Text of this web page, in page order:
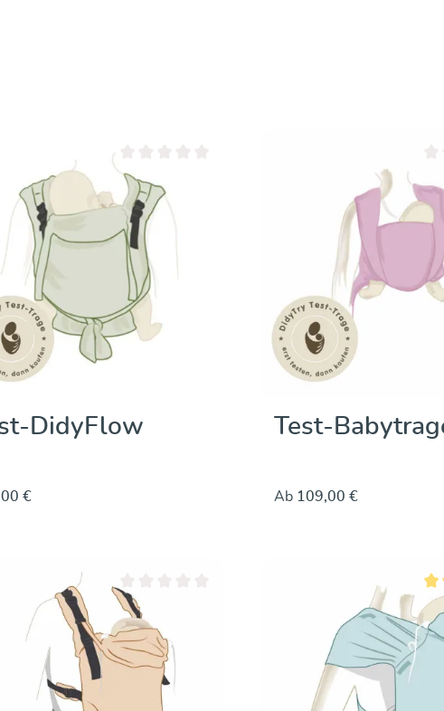
Durchschnittliche Bewertung von 0 von 5 Sternen
DidyFlow
€
Test-
Ab 109,00 €
Durchschnittliche Bewertung von 0 von 5 Sternen